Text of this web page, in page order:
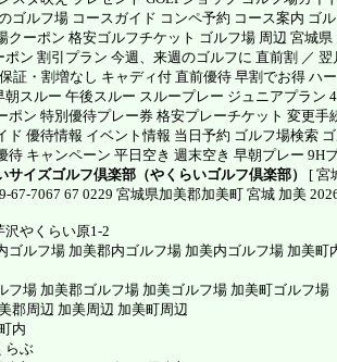
ゴルフ場 コースガイド コンペ予約 コース案内 ゴ
クーポン 格安ゴルフチケット ゴルフ場 周辺 宮城
ポン 割引プラン 今週、来週のゴルフに 直前割 ／
証・割増なし キャディ付 直前優待 早割でお得 ハ
朝スルー 午後スルー スループレー ジュニアプラン
ポン 特別優待プレー券 格安プレーチケット 変更手
ド 優待情報 イベント情報 当日予約 ゴルフ場検索
待 キャンペーン 平日空き 週末空き 早朝プレー 9H
サイズゴルフ倶楽部（やくらいゴルフ倶楽部）
[ 宮
67-7067 67 0229 宮城県加美郡加美町 宮城 加美
やくらい原1-2
ゴルフ場 加美郡内ゴルフ場 加美内ゴルフ場 加美町
フ場 加美郡ゴルフ場 加美ゴルフ場 加美町ゴルフ場
郡周辺 加美周辺 加美町周辺
内
らぶ